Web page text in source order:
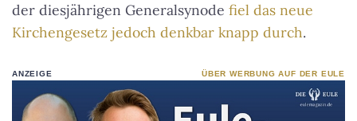
der diesjährigen Generalsynode fiel das neue
Kirchengesetz jedoch denkbar knapp durch.
ANZEIGE ÜBER WERBUNG AUF DER EULE